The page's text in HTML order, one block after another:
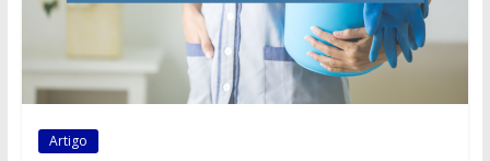
Artigo